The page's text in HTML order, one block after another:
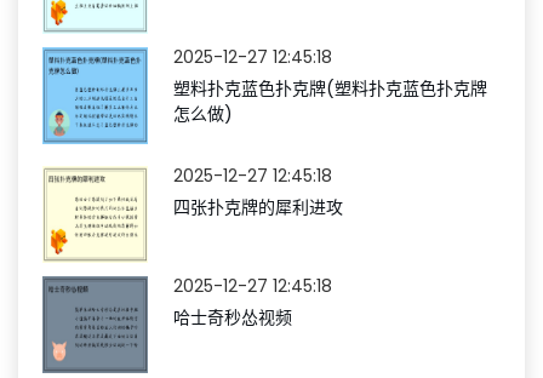
2025-12-27 12:45:18
塑料扑克蓝色扑克牌(塑料扑克蓝色扑克牌
怎么做)
2025-12-27 12:45:18
四张扑克牌的犀利进攻
2025-12-27 12:45:18
哈士奇秒怂视频